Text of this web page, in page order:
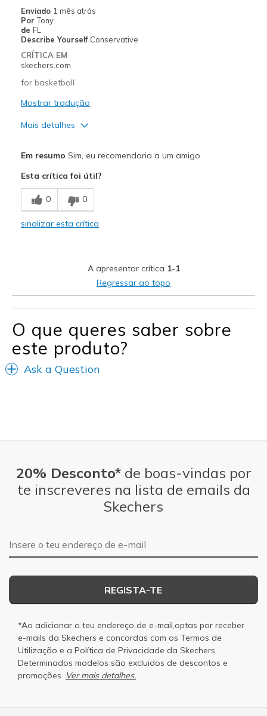
Enviado 1 mês atrás
Por Tony
de FL
Describe Yourself Conservative
CRÍTICA EM
skechers.com
for basketball
Mostrar tradução
Mais detalhes
Width
Sizing
View On Shoes
I'm Into Shoes
Em resumo Sim, eu recomendaria a um amigo
Esta crítica foi útil?
0 0
sinalizar esta crítica
A apresentar crítica 1-1
Regressar ao topo
O que queres saber sobre
este produto?
Ask a Question
20% Desconto*de boas-vindas por
te inscreveres na lista de emails da
Skechers
Endereço de e-mail
REGISTA-TE
*Ao adicionar o teu endereço de e-mail,optas por receber
e-mails da Skechers e concordas com os Termos de
Utilização e a Política de Privacidade da Skechers.
Determinados modelos são excluidos de descontos e
promoções. Ver mais detalhes.